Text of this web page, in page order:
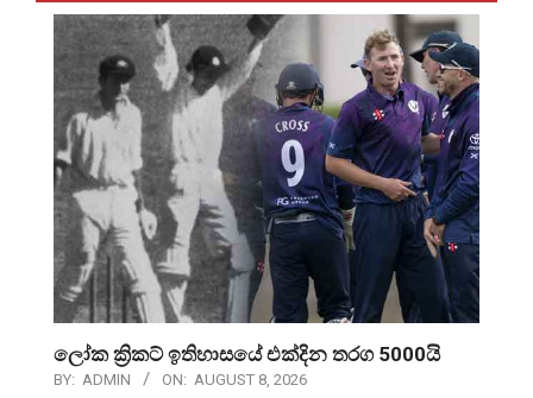
ලෝක ක්‍රිකට් ඉතිහාසයේ එක්දින තරග 5000යි
BY: ADMIN ON: AUGUST 8, 2026